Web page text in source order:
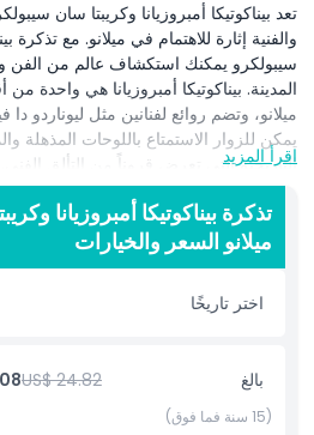
تعد بيناكوتيكا أمبروزيانا وكريبتا سان
والفنية إثارة للاهتمام في ميلانو. مع تذكرة
سيبولكرو يمكنك استكشاف عالم من الفن
المدينة. بيناكوتيكا أمبروزيانا هي واحدة
ميلانو، وتضم روائع لفنانين مثل ليوناردو دا
يمكن للزوار الاستمتاع باللوحات المذهلة
التاريخية التي تعرض قروناً من التألق الفني.
أمبروزيانا وكريبتا سان سيبولكرو أيضاً
الجوهرة المخفية تحت شوارع ميلانو. تعود
العهد الروماني وتعد واحدة من أقدم المواقع
أثناء التجول في كريبتا سان سيبولكرو،
بالماضي من خلال جدرانها الحجرية
دا فينشي نفسه اعتبر هذه السراديب مركز
الفن والتاريخ في زيارة واحدة. تجعل
السراديب القديمة هذه التجربة لا تُنسى
سواء. حجز تذكرتك مقدماً يضمن زيارة سلسة
اقرأ المزيد
تذكرة بيناكوتيكا أمبروزيانا
ميلانو السعر والخيارات
اختر تاريخًا
بالغ US$ 24.82
(15 سنة فما فوق)